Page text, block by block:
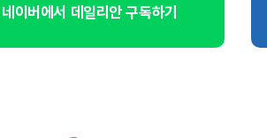
네이버에서 데일리안 구독하기